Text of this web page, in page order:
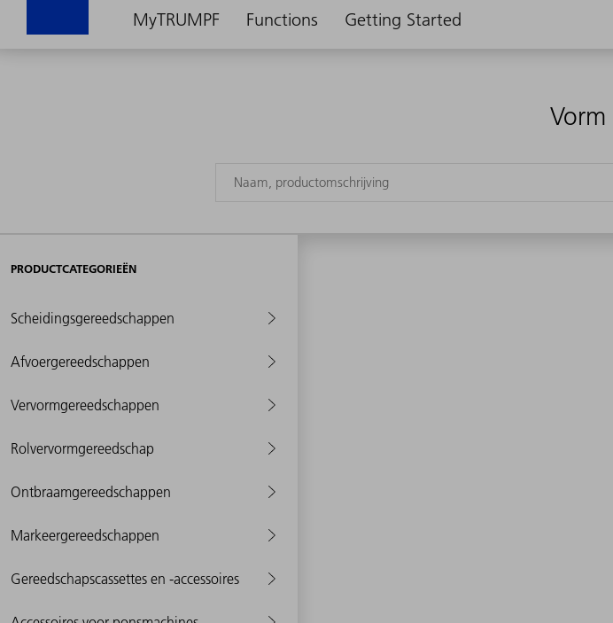
MyTRUMPF Functions Getting Started
Vorm
PRODUCTCATEGORIEËN
Scheidingsgereedschappen
Afvoergereedschappen
Vervormgereedschappen
Rolvervormgereedschap
Ontbraamgereedschappen
Markeergereedschappen
Gereedschapscassettes en -accessoires